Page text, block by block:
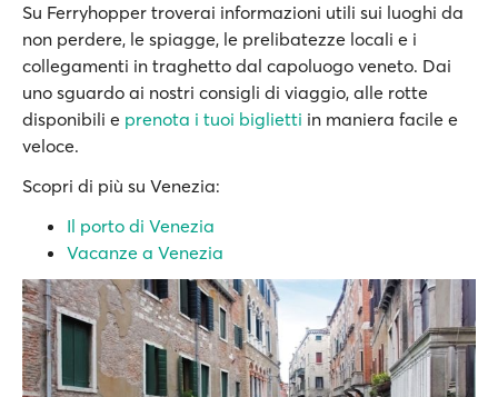
Su Ferryhopper troverai informazioni utili sui luoghi da
non perdere, le spiagge, le prelibatezze locali e i
collegamenti in traghetto dal capoluogo veneto. Dai
uno sguardo ai nostri consigli di viaggio, alle rotte
disponibili e prenota i tuoi biglietti in maniera facile e
veloce.
Scopri di più su Venezia:
Il porto di Venezia
Vacanze a Venezia